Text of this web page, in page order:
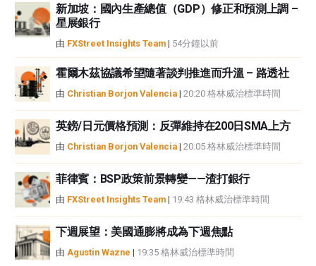
性不作任何陳述。FXStreet和作者將不承擔任何錯誤，遺漏或任何損失，傷害
或損害由此資訊及其顯示或使用引起的。錯誤和遺漏除外。本文作者和
FXStreet並非註冊投資顧問，本文內容無意提供任何投資建議。
新加坡：國內生產總值（GDP）修正和預測上調 –
星展銀行
由 FXStreet Insights Team | 54分鐘以前
霍爾木茲協議希望隨著談判推進而升溫 – 路透社
由 Christian Borjon Valencia | 20:20 格林威治標準時間
英鎊/日元價格預測：反彈維持在200日SMA上方
由 Christian Borjon Valencia | 20:05 格林威治標準時間
菲律賓：BSP政策前景轉變——渣打銀行
由 FXStreet Insights Team | 19:43 格林威治標準時間
下週展望：美國通膨將成為下週焦點
由 Agustin Wazne | 19:35 格林威治標準時間